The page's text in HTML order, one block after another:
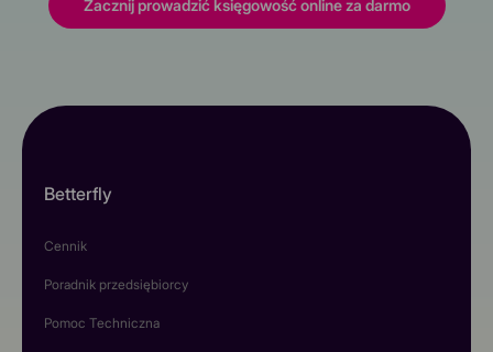
Zacznij prowadzić księgowość online za darmo
Betterfly
Cennik
Poradnik przedsiębiorcy
Pomoc Techniczna